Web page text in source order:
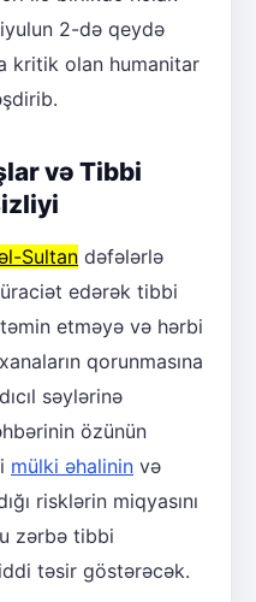
2-də qeydə
kritik olan humanitar
və Tibbi
Sultan dəfələrlə
edərək tibbi
etməyə və hərbi
qorunmasına
səylərinə
özünün
mülki əhalinin və
risklərin miqyasını
zərbə tibbi
təsir göstərəcək.